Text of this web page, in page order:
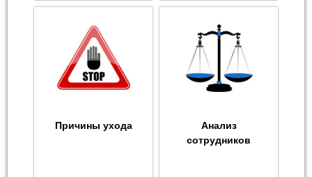
Причины ухода
Анализ
сотрудников